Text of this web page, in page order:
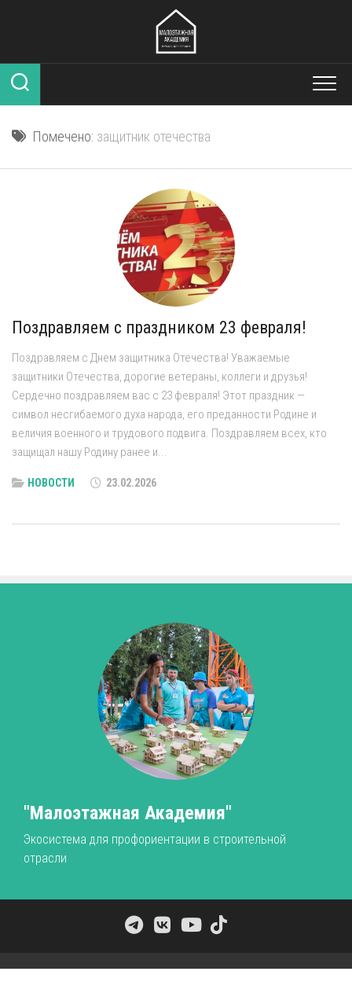
Помечено: защитник отечества
Поздравляем с праздником 23 февраля!
Поздравляем с Днем защитника Отечества! Уважаемые
защитники Отечества, дорогие ветераны, коллеги и друзья!
Сердечно поздравляем вас с 23 февраля! Этот праздник —
символ несгибаемого духа народа, его преданности Родине и
величия военного и трудового подвига. Поздравляем всех, кто
защищал нашу Родину ранее и...
НОВОСТИ 23.02.2026
"Малоэтажная Академия"
Экосистема для профориентации в строительной
отрасли